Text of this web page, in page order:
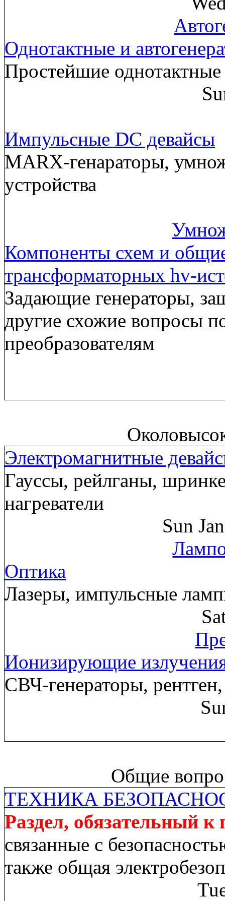
Однотактные и
Простейшие
Импульсные DC девайсы
MARX-генараторы,
устройства
Компоненты схем и
трансформаторных hv-
Задающие генераторы,
другие схожие вопросы
преобразователям
Электромагнитные
Гауссы, рейлганы,
нагреватели
Sun
Оптика
Лазеры, импульсные
Ионизирующие
СВЧ-генераторы,
Общие
ТЕХНИКА
Раздел, обязательный к
связанные с
также общая